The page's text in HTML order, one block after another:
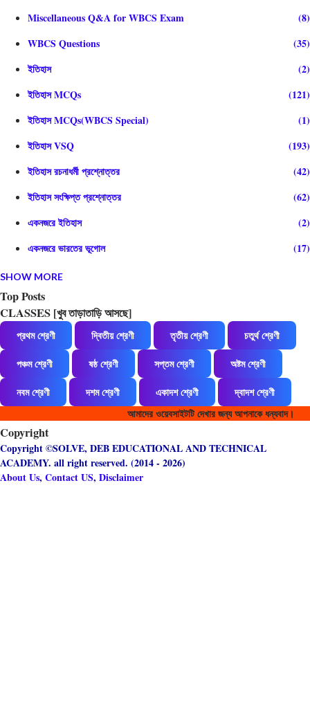
Miscellaneous Q&A for WBCS Exam
8
WBCS Questions
35
ইতিহাস
2
ইতিহাস MCQs
121
ইতিহাস MCQs(WBCS Special)
1
ইতিহাস VSQ
193
ইতিহাস রচনাধর্মী প্রশ্নোত্তর
42
ইতিহাস সংক্ষিপ্ত প্রশ্নোত্তর
62
একনজরে ইতিহাস
2
একনজরে ভারতের ভূগোল
17
গণিত
গণিত অনুশীলন
জীবনবিজ্ঞান MCQs
জীবনবিজ্ঞান VSQ
জীববিজ্ঞানের সংক্ষিপ্ত প্রশ্নোত্তর
জীববিদ্যা MCQ (WBCS Special)
325
জীববিদ্যা VSQ (WBCS Special)
জীববিদ্যা(BIOLOGY)
SHOW MORE
Top Posts
CLASSES [খুব তাড়াতাড়ি আসছে]
প্রথম শ্রেণী দ্বিতীয় শ্রেণী তৃতীয় শ্রেণী
চতুর্থ শ্রেণী
পঞ্চম শ্রেণী
ষষ্ঠ শ্রেণী সপ্তম শ্রেণী
অষ্টম শ্রেণী
নবম শ্রেণী
দশম শ্রেণী একাদশ শ্রেণী
দ্বাদশ শ্রেণী
আমাদের ওয়েবসাইটটি দেখার জন্য আপনাকে ধন্যবাদ।
Copyright
Copyright ©SOLVE, DEB EDUCATIONAL AND TECHNICAL
ACADEMY. all right reserved. (2014 - 2026)
About Us, Contact US, Disclaimer